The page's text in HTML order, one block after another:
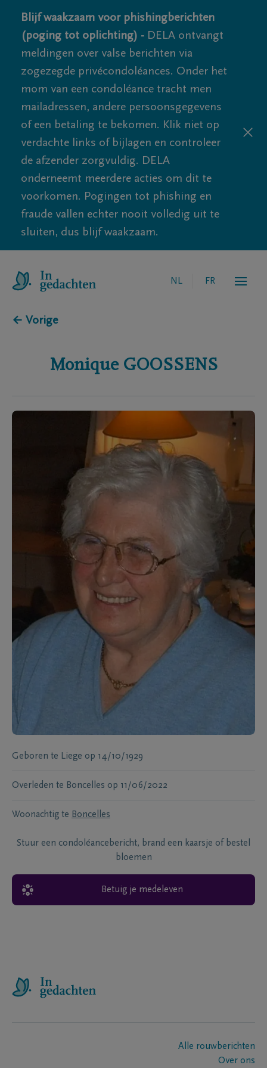
Blijf waakzaam voor phishingberichten
(poging tot oplichting) - DELA ontvangt
meldingen over valse berichten via
zogezegde privécondoléances. Onder het
mom van een condoléance tracht men
mailadressen, andere persoonsgegevens
of een betaling te bekomen. Klik niet op
verdachte links of bijlagen en controleer
de afzender zorgvuldig. DELA
onderneemt meerdere acties om dit te
voorkomen. Pogingen tot phishing en
fraude vallen echter nooit volledig uit te
sluiten, dus blijf waakzaam.
NL FR
← Vorige
Monique GOOSSENS
Geboren te Liege op 14/10/1929
Overleden te Boncelles op 11/06/2022
Woonachtig te Boncelles
Stuur een condoléancebericht, brand een kaarsje of bestel
bloemen
Betuig je medeleven
Alle rouwberichten
Over ons